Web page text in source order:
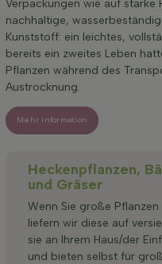
Verpackungen wie auf starke
nachhaltige,
Kunststoff: ein leichtes,
bereits ein zweites Leben
Pflanzen während des
Austrocknung.
Mehr information
Heckenpflanzen,
und Gräser
Wenn Sie große
liefern wir diese auf
sie an Ihrem Haus/der
und bieten selbst für